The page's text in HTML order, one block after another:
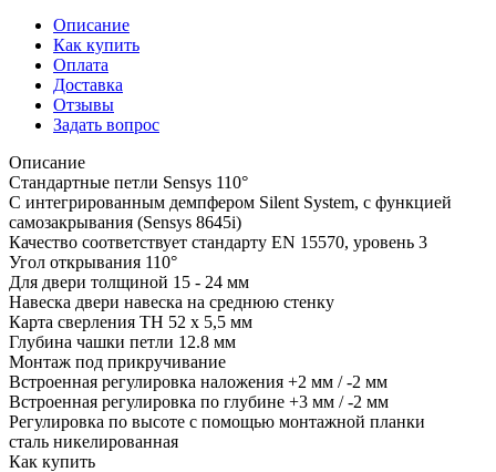
Описание
Как купить
Оплата
Доставка
Отзывы
Задать вопрос
Описание
Стандартные петли Sensys 110°
С интегрированным демпфером Silent System, с функцией
самозакрывания (Sensys 8645i)
Качество соответствует стандарту EN 15570, уровень 3
Угол открывания 110°
Для двери толщиной 15 - 24 мм
Навеска двери навеска на среднюю стенку
Карта сверления TH 52 x 5,5 мм
Глубина чашки петли 12.8 мм
Монтаж под прикручивание
Встроенная регулировка наложения +2 мм / -2 мм
Встроенная регулировка по глубине +3 мм / -2 мм
Регулировка по высоте с помощью монтажной планки
сталь никелированная
Как купить